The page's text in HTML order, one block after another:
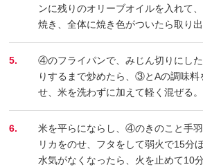
ンに残りのオリーブオイルを入れて
焼き、全体に焼き色がついたら取り出
5.
④のフライパンで、みじん切りにし
りするまで炒めたら、③とAの調味料
せ、米を洗わずに加えて軽く混ぜる。
6.
米を平らにならし、④のきのこと手
リカをのせ、フタをして弱火で15分
水気がなくなったら、火を止めて10